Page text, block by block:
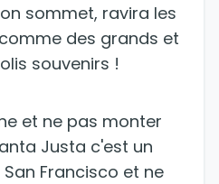
sommet, ravira les
des grands et
souvenirs !
et ne pas monter
Justa c'est un
Francisco et ne